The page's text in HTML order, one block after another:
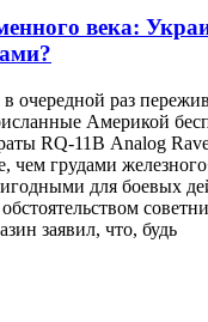
века:
очередной раз
Америкой
RQ-11B Analog
чем грудами
для боевых
заявил, что, будь